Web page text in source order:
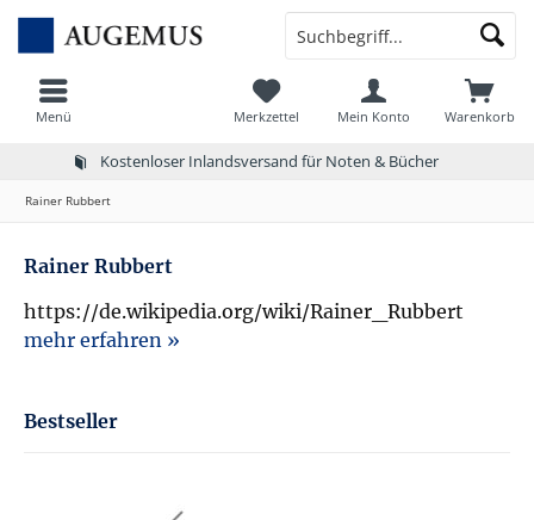
Kostenloser Inlandsversand für Noten & Bücher
Menü Warenkorb
Merkzettel Mein Konto
Rainer Rubbert
Rainer Rubbert
https://de.wikipedia.org/wiki/Rainer_Rubbert
mehr erfahren »
Bestseller